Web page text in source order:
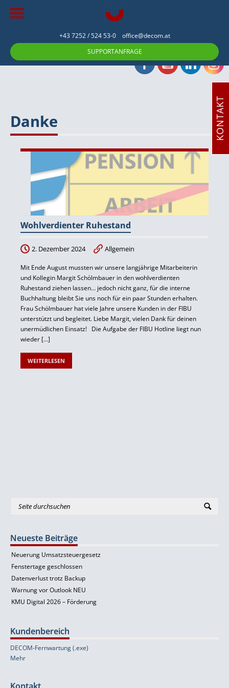
+43 7252 / 524 53-0 office@decom.at
SUPPORTANFRAGE
Danke
Wohlverdienter Ruhestand
2. Dezember 2024 Allgemein
Mit Ende August mussten wir unsere langjährige Mitarbeiterin
und Kollegin Margit Schölmbauer in den wohlverdienten
Ruhestand ziehen lassen… jedoch nicht ganz, für die interne
Buchhaltung bleibt Sie uns noch für ein paar Stunden erhalten.
Frau Schölmbauer hat viele Jahre unsere Kunden in der FIBU
unterstützt und begleitet. Liebe Margit, vielen Dank für deinen
unermüdlichen Einsatz! Die Aufgabe der FIBU Hotline liegt nun
wieder […]
WEITERLESEN
Neueste Beiträge
Neuerung Umsatzsteuergesetz
Fenstertage geschlossen
Datenverlust trotz Backup
Warnung vor Outlook NEU
KMU Digital 2026 – Förderung
Kundenbereich
DECOM-Fernwartung (.exe)
Mehr
KONTAKT